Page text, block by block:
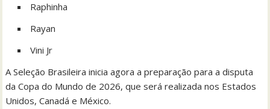
Raphinha
Rayan
Vini Jr
A Seleção Brasileira inicia agora a preparação para a disputa
da Copa do Mundo de 2026, que será realizada nos Estados
Unidos, Canadá e México.